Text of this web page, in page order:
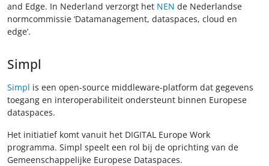
and Edge. In Nederland verzorgt het NEN de Nederlandse
normcommissie ‘Datamanagement, dataspaces, cloud en
edge’.
Simpl
Simpl is een open-source middleware-platform dat gegevens
toegang en interoperabiliteit ondersteunt binnen Europese
dataspaces.
Het initiatief komt vanuit het DIGITAL Europe Work
programma. Simpl speelt een rol bij de oprichting van de
Gemeenschappelijke Europese Dataspaces.